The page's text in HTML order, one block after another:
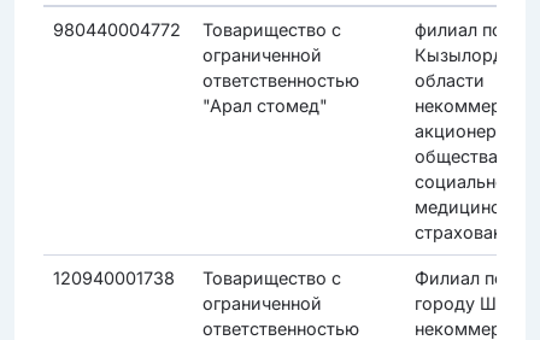
980440004772
Товарищество с
ограниченной
ответственностью
"Арал стомед"
филиал по
области
акционерного
общества
социального
медицинского
страхования"
120940001738
Товарищество с
ограниченной
ответственностью
Филиал по
городу